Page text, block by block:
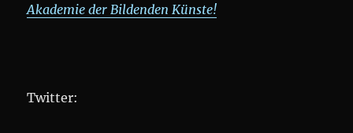
Akademie der Bildenden Künste!
Twitter: